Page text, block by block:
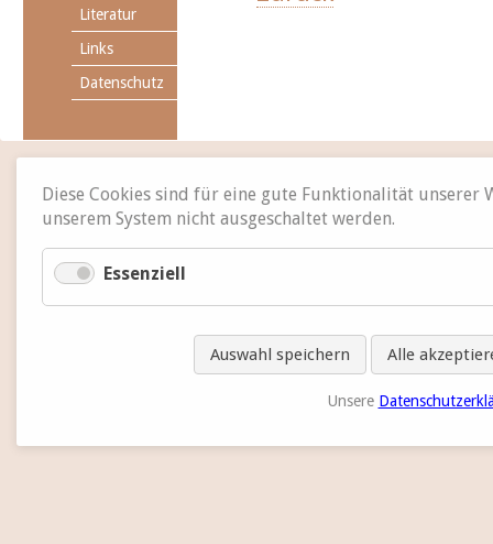
Literatur
Links
Datenschutz
Diese Cookies sind für eine gute Funktionalität unserer
unserem System nicht ausgeschaltet werden.
Essenziell
Auswahl speichern Alle
Unsere